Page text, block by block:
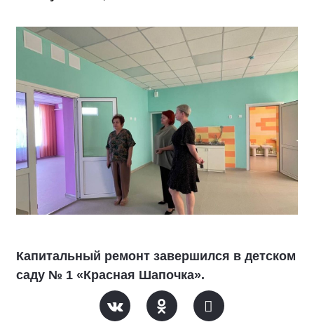
Капитальный ремонт завершился в детском
саду № 1 «Красная Шапочка».